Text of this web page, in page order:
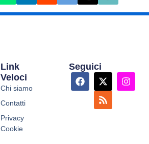
Link
Veloci
Chi siamo
Contatti
Privacy
Cookie
Seguici